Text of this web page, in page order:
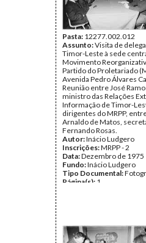
Pasta: 12277.002.012
Assunto:Visita de
Timor-Leste à sede
Movimento
Partido do Proletariado
Avenida Pedro Álvares
Reunião entre José
ministro das Relações
Informação de Timor-
dirigentes do MRPP,
Arnaldo de Matos,
Fernando Rosas.
Autor:Inácio Ludgero
Inscrições:MRPP - 2
Data:Dezembro de 1975
Fundo:Inácio Ludgero
Tipo Documental:
Página(s): 1